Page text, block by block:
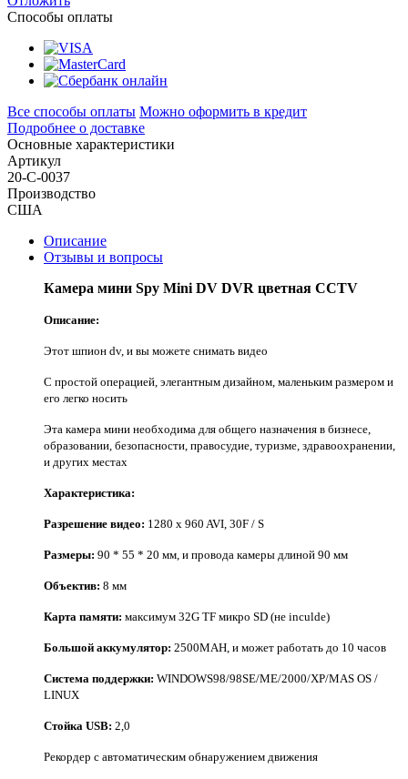
Способы оплаты
Все способы оплаты Можно оформить в кредит
Подробнее о доставке
Основные характеристики
Артикул
20-С-0037
Производство
США
Описание
Отзывы и вопросы
Камера мини Spy Mini DV DVR цветная CCTV
Описание:
Этот шпион dv, и вы можете снимать видео
С простой операцией, элегантным дизайном, маленьким размером и
его легко носить
Эта камера мини необходима для общего назначения в бизнесе,
образовании, безопасности, правосудие, туризме, здравоохранении,
и других местах
Характеристика:
Разрешение видео: 1280 x 960 AVI, 30F / S
Размеры: 90 * 55 * 20 мм, и провода камеры длиной 90 мм
Объектив: 8 мм
Карта памяти: максимум 32G TF микро SD (не inculde)
Большой аккумулятор: 2500MAH, и может работать до 10 часов
Система поддержки: WINDOWS98/98SE/ME/2000/XP/MAS OS /
LINUX
Стойка USB: 2,0
Рекордер с автоматическим обнаружением движения